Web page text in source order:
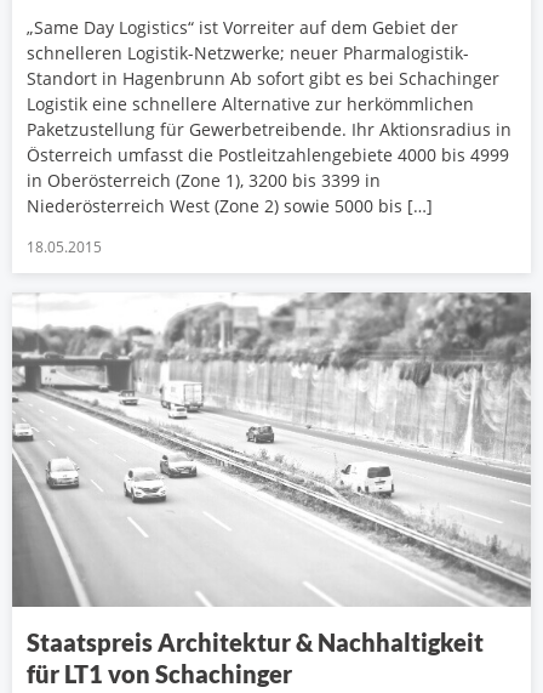
„Same Day Logistics“ ist Vorreiter auf dem Gebiet der
schnelleren Logistik-Netzwerke; neuer Pharmalogistik-
Standort in Hagenbrunn Ab sofort gibt es bei Schachinger
Logistik eine schnellere Alternative zur herkömmlichen
Paketzustellung für Gewerbetreibende. Ihr Aktionsradius in
Österreich umfasst die Postleitzahlengebiete 4000 bis 4999
in Oberösterreich (Zone 1), 3200 bis 3399 in
Niederösterreich West (Zone 2) sowie 5000 bis […]
18.05.2015
Staatspreis Architektur & Nachhaltigkeit
für LT1 von Schachinger